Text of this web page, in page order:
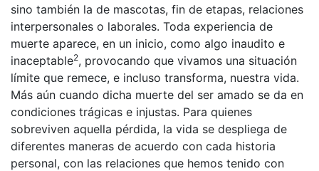
sino también la de mascotas, fin de etapas, relaciones
interpersonales o laborales. Toda experiencia de
muerte aparece, en un inicio, como algo inaudito e
inaceptable2, provocando que vivamos una situación
límite que remece, e incluso transforma, nuestra vida.
Más aún cuando dicha muerte del ser amado se da en
condiciones trágicas e injustas. Para quienes
sobreviven aquella pérdida, la vida se despliega de
diferentes maneras de acuerdo con cada historia
personal, con las relaciones que hemos tenido con